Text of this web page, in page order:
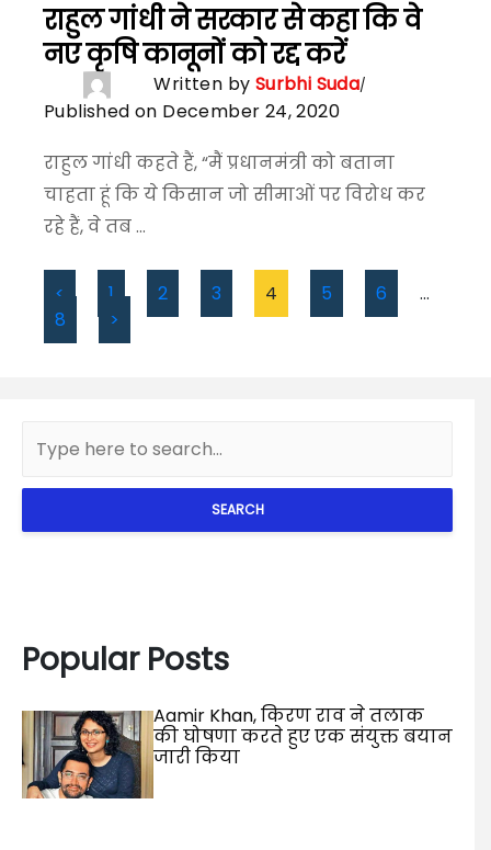
राहुल गांधी ने सरकार से कहा कि वे
नए कृषि कानूनों को रद्द करें
Written by Surbhi Suda
Published on December 24, 2020
राहुल गांधी कहते हैं, “मैं प्रधानमंत्री को बताना
चाहता हूं कि ये किसान जो सीमाओं पर विरोध कर
रहे हैं, वे तब ...
< 1 2 3 4 5 6
…
8
>
SEARCH
Popular Posts
Aamir Khan, किरण राव ने तलाक
की घोषणा करते हुए एक संयुक्त बयान
जारी किया